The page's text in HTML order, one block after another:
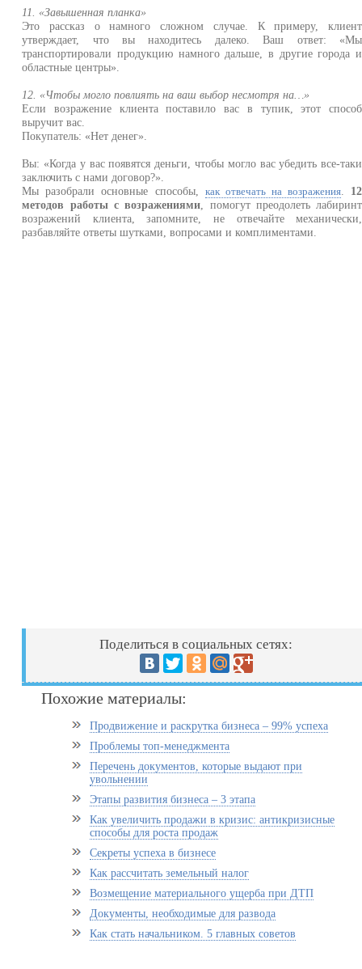
11. «Завышенная планка»
Это рассказ о намного сложном случае. К примеру, клиент
утверждает, что вы находитесь далеко. Ваш ответ: «Мы
транспортировали продукцию намного дальше, в другие города и
областные центры».
12. «Чтобы могло повлиять на ваш выбор несмотря на…»
Если возражение клиента поставило вас в тупик, этот способ
выручит вас.
Покупатель: «Нет денег».
Вы: «Когда у вас появятся деньги, чтобы могло вас убедить все-таки
заключить с нами договор?».
Мы разобрали основные способы, как отвечать на возражения
12
методов работы с возражениями , помогут преодолеть лабиринт
возражений клиента, запомните, не отвечайте механически,
разбавляйте ответы шутками, вопросами и комплиментами.
Поделиться в социальных сетях:
Похожие материалы:
Продвижение и раскрутка бизнеса – 99% успеха
Проблемы топ-менеджмента
Перечень документов, которые выдают при
увольнении
Этапы развития бизнеса – 3 этапа
Как увеличить продажи в кризис: антикризисные
способы для роста продаж
Секреты успеха в бизнесе
Как рассчитать земельный налог
Возмещение материального ущерба при ДТП
Документы, необходимые для развода
Как стать начальником. 5 главных советов